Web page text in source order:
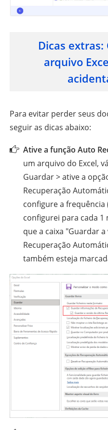
Dicas
arquivo
Para evitar perder seus
seguir as dicas abaixo:
Ative a função Auto
um arquivo do Excel,
Guardar > ative a
Recuperação
configure a frequência
configurei para cada
que a caixa "Guardar
Recuperação
também esteja